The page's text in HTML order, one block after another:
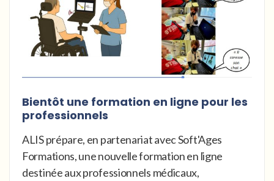
Bientôt une formation en ligne pour les
professionnels
ALIS prépare, en partenariat avec Soft'Ages
Formations, une nouvelle formation en ligne
destinée aux professionnels médicaux,